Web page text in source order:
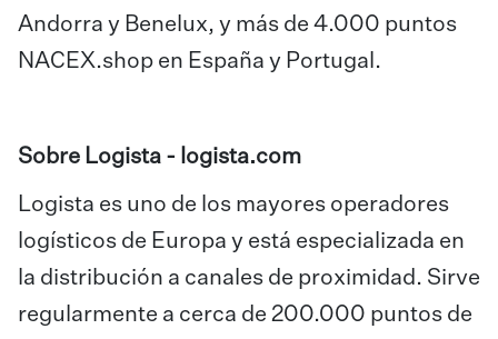
Andorra y Benelux, y más de 4.000 puntos
NACEX.shop en España y Portugal.
Sobre Logista - logista.com
Logista es uno de los mayores operadores
logísticos de Europa y está especializada en
la distribución a canales de proximidad. Sirve
regularmente a cerca de 200.000 puntos de